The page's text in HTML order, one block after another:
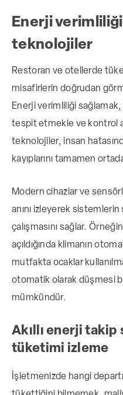
Enerji verimliliği
teknolojiler
Restoran ve otellerde
misafirlerin doğrudan
Enerji verimliliği
tespit etmekle ve kontrol
teknolojiler, insan
kayıplarını tamamen
Modern cihazlar ve
anını izleyerek
çalışmasını sağlar.
açıldığında klimanın
mutfakta ocaklar
otomatik olarak düşmesi
mümkündür.
Akıllı enerji
tüketimi izleme
İşletmenizde hangi